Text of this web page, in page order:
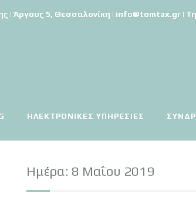
| Άργους 5, Θεσσαλονίκη | info@tomtax.gr |
ΗΛΕΚΤΡΟΝΙΚΈΣ ΥΠΗΡΕΣΊΕΣ
Ημέρα: 8 Μαΐου 2019